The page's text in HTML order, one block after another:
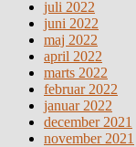
juli 2022
juni 2022
maj 2022
april 2022
marts 2022
februar 2022
januar 2022
december 2021
november 2021